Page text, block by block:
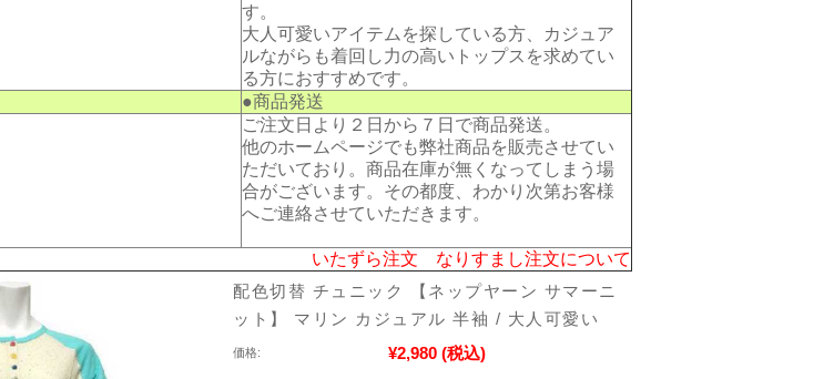
す。
大人可愛いアイテムを探している方、カジュア
ルながらも着回し力の高いトップスを求めてい
る方におすすめです。
●商品発送
ご注文日より２日から７日で商品発送。
他のホームページでも弊社商品を販売させてい
ただいており。商品在庫が無くなってしまう場
合がございます。その都度、わかり次第お客様
へご連絡させていただきます。
いたずら注文 なりすまし注文について
配色切替 チュニック 【ネップヤーン サマーニ
ット】 マリン カジュアル 半袖 / 大人可愛い
価格: ¥2,980 (税込)